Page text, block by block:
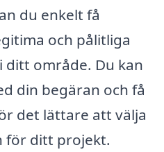
du enkelt få
och pålitliga
område. Du kan
din begäran och få
det lättare att välja
för ditt projekt.